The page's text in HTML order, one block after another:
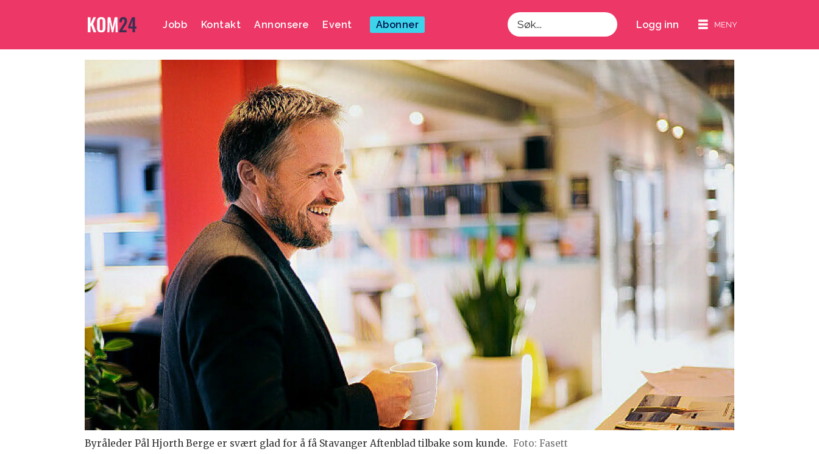
Jobb Kontakt Annonsere Event Abonner
Søk
Logg inn
Byråleder Pål Hjorth Berge er svært glad for å få Stavanger Aftenblad tilbake som kunde. Foto: Fasett